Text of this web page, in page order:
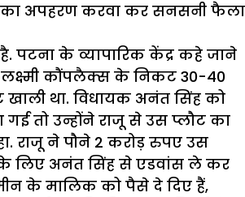
का अपहरण करवा कर सनसनी फैला
पटना के व्यापारिक केंद्र कहे जाने
लक्ष्मी कौंपलैक्स के निकट 30-40
खाली था. विधायक अनंत सिंह को
तो उन्होंने राजू से उस प्लौट का
राजू ने पौने 2 करोड़ रुपए उस
लिए अनंत सिंह से एडवांस ले कर
के मालिक को पैसे दे दिए हैं,